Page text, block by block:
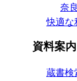
奈
快適な
資料案内
蔵書検